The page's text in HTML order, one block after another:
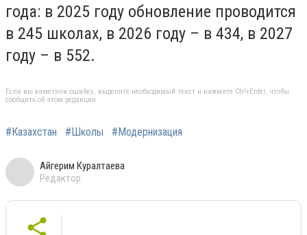
года: в 2025 году обновление проводится
в 245 школах, в 2026 году – в 434, в 2027
году – в 552.
Если вы заметили ошибку, выделите необходимый текст и нажмите Ctrl+Enter, чтобы
сообщить об этом редакции
#Казахстан #Школы #Модернизация
Айгерим Куралтаева
Редактор